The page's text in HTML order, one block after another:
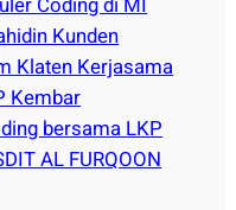
Kunden
Klaten Kerjasama
Kembar
bersama LKP
AL FURQOON